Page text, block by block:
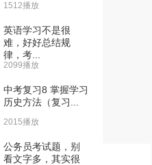
教育
教育
教育
1512播放
英语学习不是很
难，好好总结规
律，考...
2099播放
中考复习8 掌握学习
历史方法（复习...
2015播放
公务员考试题，别
看文字多，其实很